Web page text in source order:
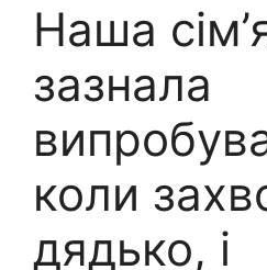
Наша
зазнала
коли
дядько, і